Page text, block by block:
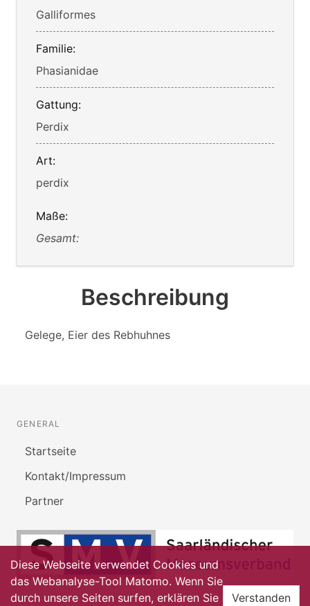
Galliformes
Familie:
Phasianidae
Gattung:
Perdix
Art:
perdix
Maße:
Gesamt:
Beschreibung
Gelege, Eier des Rebhuhnes
GENERAL
Startseite
Kontakt/Impressum
Partner
Diese Webseite verwendet Cookies und
das Webanalyse-Tool Matomo. Wenn Sie
durch unsere Seiten surfen, erklären Sie
Verstanden